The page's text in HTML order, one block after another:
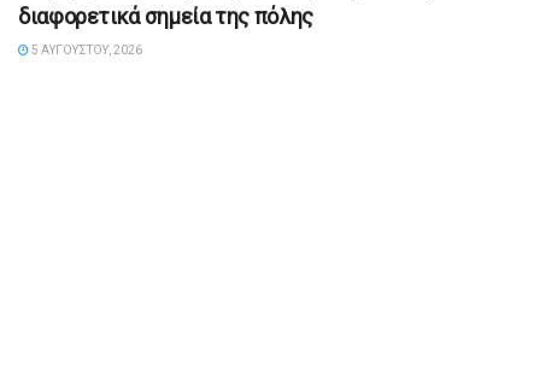
διαφορετικά σημεία της πόλης
5 ΑΥΓΟΎΣΤΟΥ, 2026